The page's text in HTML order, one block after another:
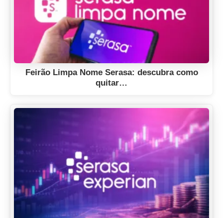
Feirão Limpa Nome Serasa: descubra como
quitar…